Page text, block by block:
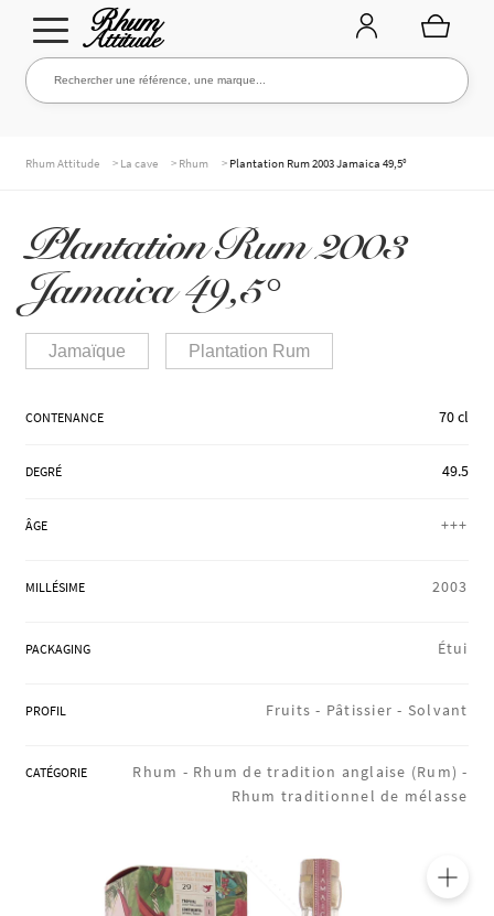
Aller
à
Aller
au
Rechercher une référence, une marque...
Rechercher
NOS RHUMS
WHISKIES & +
MARQUES
BLOG
Rhum Attitude > La cave > Rhum > Plantation Rum 2003 Jamaica 49,5°
Plantation Rum 2003
Jamaica 49,5°
Jamaïque Plantation Rum
CONTENANCE 70 cl
DEGRÉ 49.5
ÂGE +++
MILLÉSIME 2003
PACKAGING Étui
PROFIL Fruits - Pâtissier - Solvant
CATÉGORIE Rhum - Rhum de tradition anglaise (Rum) -
Rhum traditionnel de mélasse